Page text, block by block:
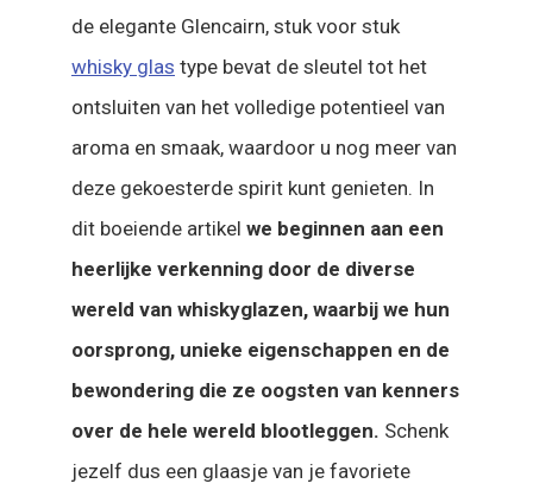
de elegante Glencairn, stuk voor stuk
whisky glas type bevat de sleutel tot het
ontsluiten van het volledige potentieel van
aroma en smaak, waardoor u nog meer van
deze gekoesterde spirit kunt genieten. In
dit boeiende artikel we beginnen aan een
heerlijke verkenning door de diverse
wereld van whiskyglazen, waarbij we hun
oorsprong, unieke eigenschappen en de
bewondering die ze oogsten van kenners
over de hele wereld blootleggen. Schenk
jezelf dus een glaasje van je favoriete